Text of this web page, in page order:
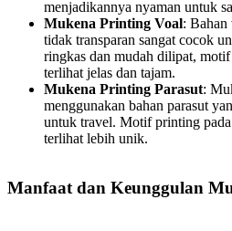
menjadikannya nyaman untuk
Mukena Printing Voal: Bahan
tidak transparan sangat cocok
ringkas dan mudah dilipat,
terlihat jelas dan tajam.
Mukena Printing Parasut:
menggunakan bahan parasut
untuk travel. Motif printing
terlihat lebih unik.
Manfaat dan Keunggulan